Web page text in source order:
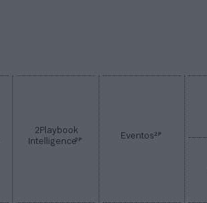
2Playbook
Intelligence2P Eventos2P